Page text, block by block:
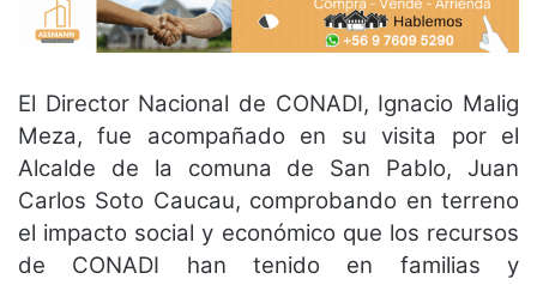
El Director Nacional de CONADI, Ignacio Malig
Meza, fue acompañado en su visita por el
Alcalde de la comuna de San Pablo, Juan
Carlos Soto Caucau, comprobando en terreno
el impacto social y económico que los recursos
de CONADI han tenido en familias y